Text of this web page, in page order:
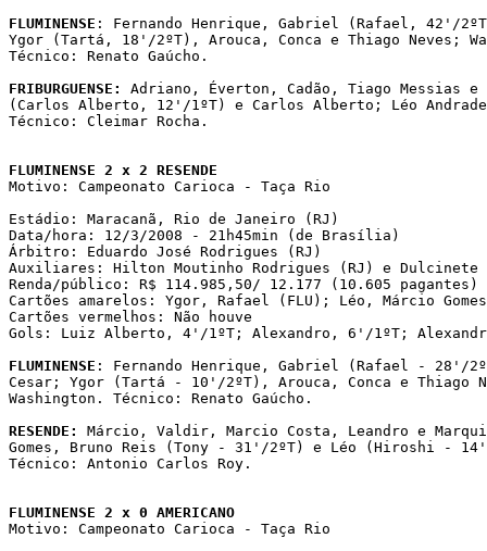
FLUMINENSE : Fernando Henrique, Gabriel (Rafael, 42'/
Ygor (Tartá, 18'/2ºT), Arouca, Conca e Thiago Neves;
Técnico: Renato Gaúcho.
FRIBURGUENSE:
Adriano, Éverton, Cadão, Tiago Messias
(Carlos Alberto, 12'/1ºT) e Carlos Alberto; Léo
Técnico: Cleimar Rocha.
FLUMINENSE 2 x 2 RESENDE
Motivo: Campeonato Carioca - Taça Rio
Estádio: Maracanã, Rio de Janeiro (RJ)
Data/hora: 12/3/2008 - 21h45min (de Brasília)
Árbitro: Eduardo José Rodrigues (RJ)
Auxiliares: Hilton Moutinho Rodrigues (RJ) e Dulcinete
Renda/público: R$ 114.985,50/ 12.177 (10.605 pagantes)
Cartões amarelos: Ygor, Rafael (FLU); Léo, Márcio
Cartões vermelhos: Não houve
Gols: Luiz Alberto, 4'/1ºT; Alexandro, 6'/1ºT;
FLUMINENSE : Fernando Henrique, Gabriel (Rafael - 28'/
Cesar; Ygor (Tartá - 10'/2ºT), Arouca, Conca e Thiago
Washington. Técnico: Renato Gaúcho.
RESENDE:
Márcio, Valdir, Marcio Costa, Leandro e
Gomes, Bruno Reis (Tony - 31'/2ºT) e Léo (Hiroshi -
Técnico: Antonio Carlos Roy.
FLUMINENSE 2 x 0 AMERICANO
Motivo: Campeonato Carioca - Taça Rio